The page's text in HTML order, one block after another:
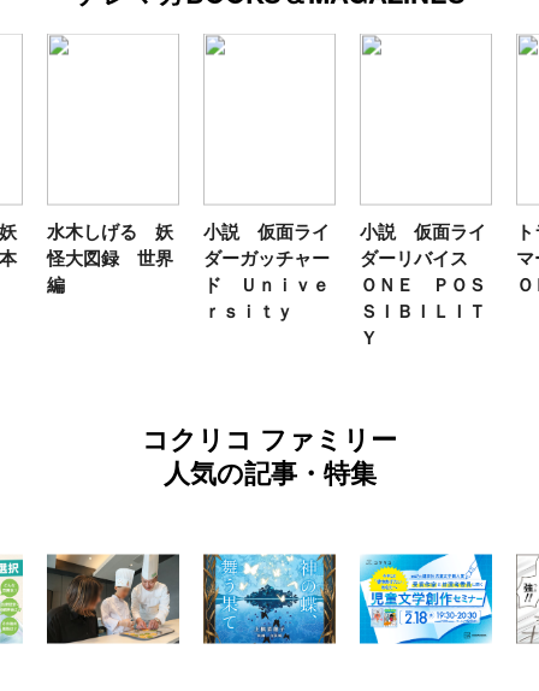
水木しげる 妖
怪大図録 世界
編
小説 仮面ライ
ダーガッチャー
ド Ｕｎｉｖｅ
ｒｓｉｔｙ
小説 仮面ライ
ダーリバイス
ＯＮＥ ＰＯＳ
ＳＩＢＩＬＩＴ
Ｙ
コクリコ ファミリー
人気の記事・特集